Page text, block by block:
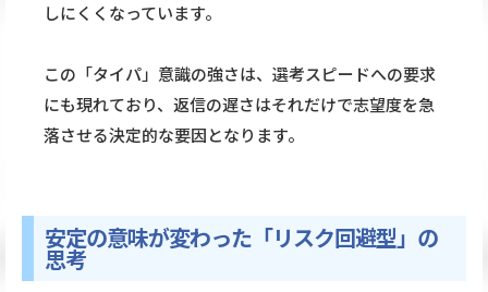
しにくくなっています。
この「タイパ」意識の強さは、選考スピードへの要求
にも現れており、返信の遅さはそれだけで志望度を急
落させる決定的な要因となります。
安定の意味が変わった「リスク回避型」の
思考